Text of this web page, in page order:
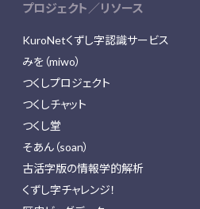
プロジェクト／リソース
KuroNetくずし字認識サービス
みを（miwo）
つくしプロジェクト
つくしチャット
つくし堂
そあん（soan）
古活字版の情報学的解析
くずし字チャレンジ！